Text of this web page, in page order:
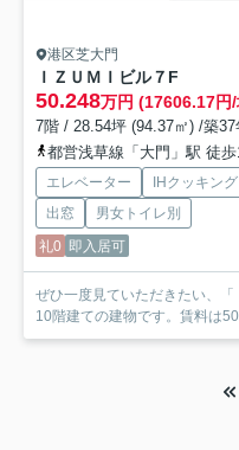
港区芝大門
ＩＺＵＭＩビル７F
50.248万円 (17606.17円/
7階 / 28.54坪 (94.37㎡) /築37
都営浅草線「大門」駅 徒
エレベーター IHクッキン
出窓
男女トイレ別
礼0 即入居可
ぜひ一度見ていただきたい、
10階建ての建物です。賃料は